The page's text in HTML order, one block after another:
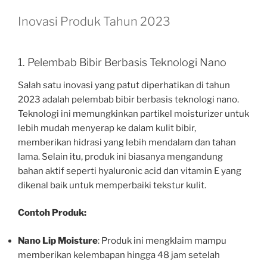
Inovasi Produk Tahun 2023
1. Pelembab Bibir Berbasis Teknologi Nano
Salah satu inovasi yang patut diperhatikan di tahun
2023 adalah pelembab bibir berbasis teknologi nano.
Teknologi ini memungkinkan partikel moisturizer untuk
lebih mudah menyerap ke dalam kulit bibir,
memberikan hidrasi yang lebih mendalam dan tahan
lama. Selain itu, produk ini biasanya mengandung
bahan aktif seperti hyaluronic acid dan vitamin E yang
dikenal baik untuk memperbaiki tekstur kulit.
Contoh Produk:
Nano Lip Moisture: Produk ini mengklaim mampu
memberikan kelembapan hingga 48 jam setelah